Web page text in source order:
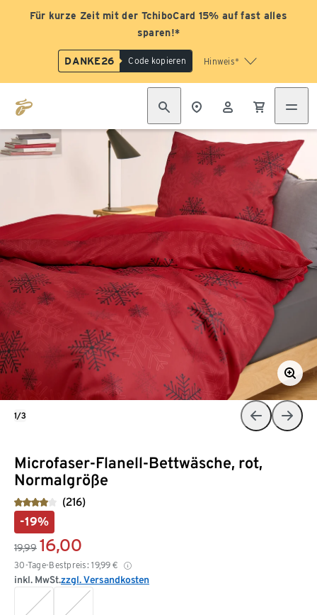
Für kurze Zeit mit der TchiboCard 15% auf fast alles
sparen!*
DANKE26 Code kopieren Hinweis*
Microfaser-Flanell-Bettwäsche, rot,
Normalgröße
(216)
-19%
19,99 16,00
30-Tage-Bestpreis: 19,99 €
inkl. MwSt.zzgl. Versandkosten
1/3